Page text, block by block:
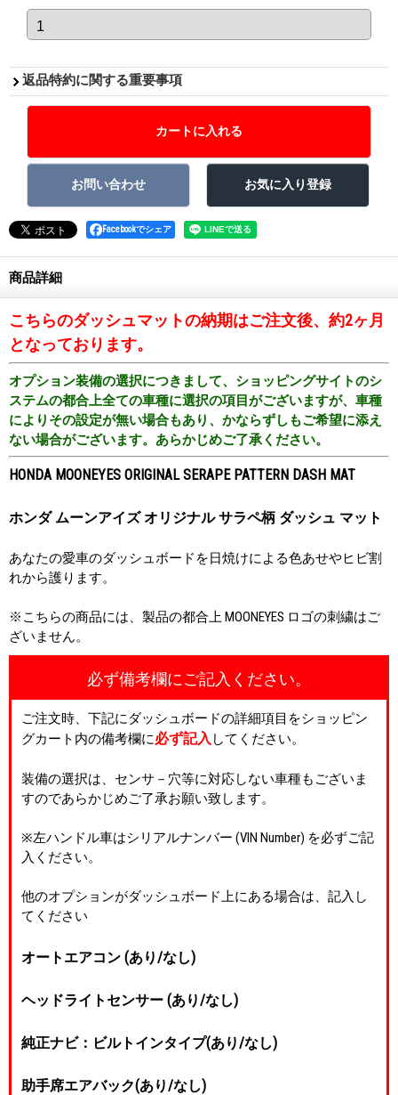
返品特約に関する重要事項
Facebookでシェア
商品詳細
こちらのダッシュマットの納期はご注文後、約2ヶ月
となっております。
オプション装備の選択につきまして、ショッピングサイトのシ
ステムの都合上全ての車種に選択の項目がございますが、車種
によりその設定が無い場合もあり、かならずしもご希望に添え
ない場合がございます。あらかじめご了承ください。
HONDA MOONEYES ORIGINAL SERAPE PATTERN DASH MAT
ホンダ ムーンアイズ オリジナル サラペ柄 ダッシュ マット
あなたの愛車のダッシュボードを日焼けによる色あせやヒビ割
れから護ります。
※こちらの商品には、製品の都合上 MOONEYES ロゴの刺繍はご
ざいません。
必ず備考欄にご記入ください。
ご注文時、下記にダッシュボードの詳細項目をショッピン
グカート内の備考欄に必ず記入 してください。
装備の選択は、センサ－穴等に対応しない車種もございま
すのであらかじめご了承お願い致します。
※左ハンドル車はシリアルナンバー (VIN Number) を必ずご記
入ください。
他のオプションがダッシュボード上にある場合は、記入し
てください
オートエアコン (あり/なし)
ヘッドライトセンサー (あり/なし)
純正ナビ：ビルトインタイプ(あり/なし)
助手席エアバック(あり/なし)